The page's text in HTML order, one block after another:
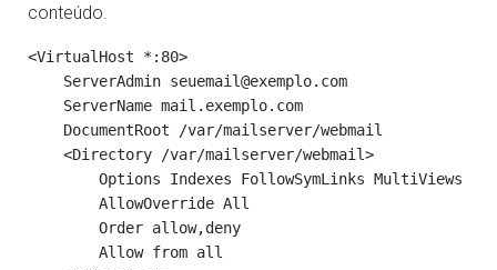
conteúdo.
<VirtualHost *:80>